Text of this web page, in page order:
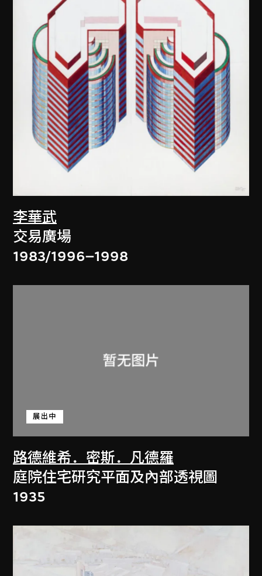
李華武
交易廣場
1983/1996–1998
路德維希．密斯．凡德羅
展出中
庭院住宅研究平面及內部透視圖
1935